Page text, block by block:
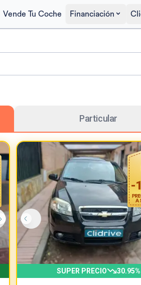
Vende Tu Coche Financiación
Particular
-
SUPER PRECIO 30.95%